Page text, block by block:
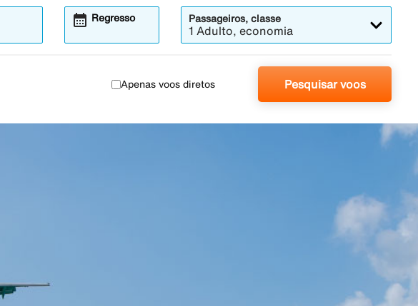
Regresso
calendar_month Passageiros, classe
1 Adulto, economia
Apenas voos diretos Pesquisar voos